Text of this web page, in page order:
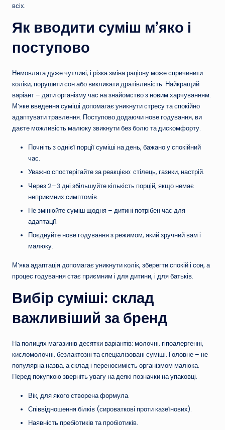
всіх.
Як вводити суміш м’яко і
поступово
Немовлята дуже чутливі, і різка зміна раціону може спричинити
коліки, порушити сон або викликати дратівливість. Найкращий
варіант – дати організму час на знайомство з новим харчуванням.
М’яке введення суміші допомагає уникнути стресу та спокійно
адаптувати травлення. Поступово додаючи нове годування, ви
даєте можливість малюку звикнути без болю та дискомфорту.
Почніть з однієї порції суміші на день, бажано у спокійний
час.
Уважно спостерігайте за реакцією: стілець, газики, настрій.
Через 2–3 дні збільшуйте кількість порцій, якщо немає
неприємних симптомів.
Не змінюйте суміш щодня – дитині потрібен час для
адаптації.
Поєднуйте нове годування з режимом, який зручний вам і
малюку.
М’яка адаптація допомагає уникнути колік, зберегти спокій і сон, а
процес годування стає приємним і для дитини, і для батьків.
Вибір суміші: склад
важливіший за бренд
На полицях магазинів десятки варіантів: молочні, гіпоалергенні,
кисломолочні, безлактозні та спеціалізовані суміші. Головне – не
популярна назва, а склад і переносимість організмом малюка.
Перед покупкою зверніть увагу на деякі позначки на упаковці.
Вік, для якого створена формула.
Співвідношення білків (сироваткові проти казеїнових).
Наявність пребіотиків та пробіотиків.